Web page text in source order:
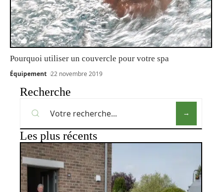
Pourquoi utiliser un couvercle pour votre spa
Équipement 22 novembre 2019
Recherche
Les plus récents